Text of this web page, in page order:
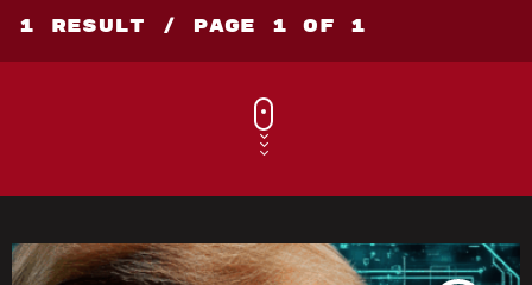
1 Result / Page 1 of 1